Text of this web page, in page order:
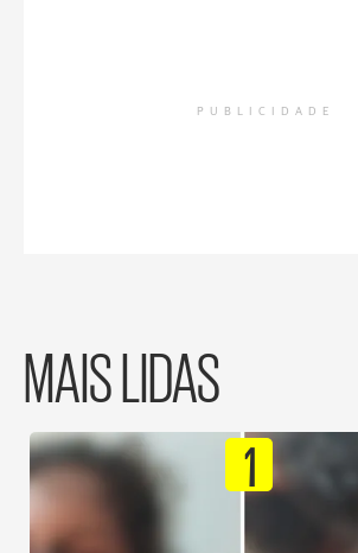
PUBLICIDADE
MAIS LIDAS
1